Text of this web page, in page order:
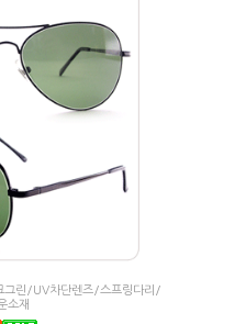
그린/UV차단렌즈/스프링다리/
소재